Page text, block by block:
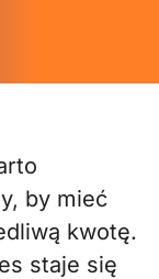
by mieć
kwotę.
staje się